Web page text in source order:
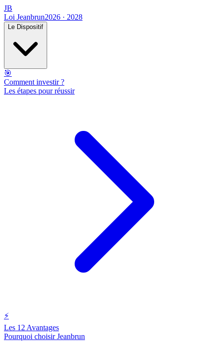
JB
Loi Jeanbrun2026 · 2028
Le Dispositif
🎯
Comment investir ?
Les étapes pour réussir
⚡
Les 12 Avantages
Pourquoi choisir Jeanbrun